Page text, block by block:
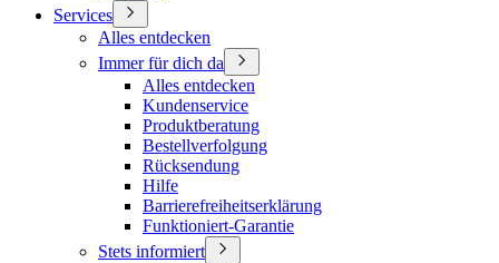
Services
Alles entdecken
Immer für dich da
Alles entdecken
Kundenservice
Produktberatung
Bestellverfolgung
Rücksendung
Hilfe
Barrierefreiheitserklärung
Funktioniert-Garantie
Stets informiert